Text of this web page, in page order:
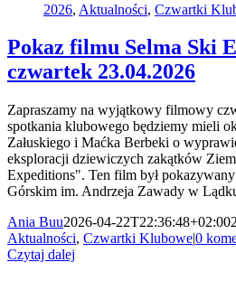
2026, Aktualności, Czwartki
Pokaz filmu Selma Ski
czwartek 23.04.2026
Zapraszamy na wyjątkowy filmowy
spotkania klubowego będziemy mieli
Załuskiego i Maćka Berbeki o
eksploracji dziewiczych zakątków
Expeditions". Ten film był
Górskim im. Andrzeja Zawady w
Ania Buu2026-04-22T22:36:48+02:00
Aktualności, Czwartki Klubowe|0
Czytaj dalej